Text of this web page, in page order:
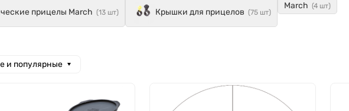
прицелы March (13 шт) Крышки для прицелов (75 шт)
March (4 шт)
и популярные